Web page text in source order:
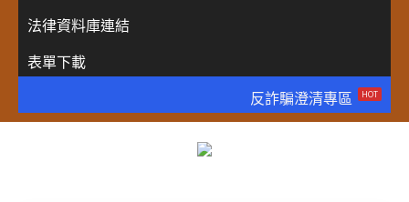
法律資料庫連結
表單下載
反詐騙澄清專區
HOT